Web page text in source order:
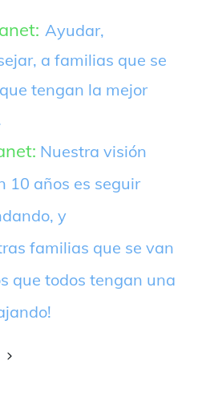
Ayudar,
a familias que se
tengan la mejor
Nuestra visión
10 años es seguir
y
familias que se van
que todos tengan una